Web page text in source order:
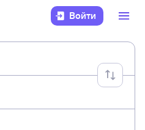
Войти